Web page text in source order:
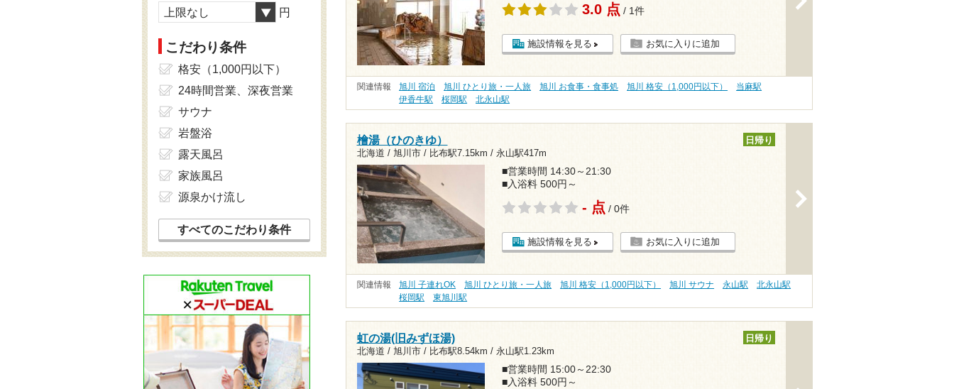
3.0 点 / 1件
施設情報を見る お気に入りに追加
関連情報 旭川 宿泊 旭川 ひとり旅・一人旅 旭川 お食事・食事処 旭川 格安（1,000円以下）
当麻駅
伊香牛駅
桜岡駅 北永山駅
檜湯（ひのきゆ）
北海道 / 旭川市 / 比布駅7.15km / 永山駅417m
日帰り
■営業時間 14:30～21:30
■入浴料 500円～
- 点 / 0件
施設情報を見る お気に入りに追加
関連情報 旭川 子連れOK 旭川 ひとり旅・一人旅 旭川 格安（1,000円以下） 旭川 サウナ 永山駅
北永山駅
桜岡駅
東旭川駅
虹の湯(旧みずほ湯)
北海道 / 旭川市 / 比布駅8.54km / 永山駅1.23km
日帰り
■営業時間 15:00～22:30
■入浴料 500円～
上限なし 円
こだわり条件
格安（1,000円以下）
24時間営業、深夜営業
サウナ
岩盤浴
露天風呂
家族風呂
源泉かけ流し
すべてのこだわり条件